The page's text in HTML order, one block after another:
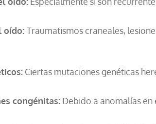
oído: Traumatismos craneales,
Ciertas mutaciones genéticas
congénitas:Debido a anomalías en